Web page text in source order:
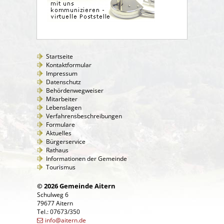
Startseite
Kontaktformular
Impressum
Datenschutz
Behördenwegweiser
Mitarbeiter
Lebenslagen
Verfahrensbeschreibungen
Formulare
Aktuelles
Bürgerservice
Rathaus
Informationen der Gemeinde
Tourismus
© 2026 Gemeinde Aitern
Schulweg 6
79677 Aitern
Tel.: 07673/350
info@aitern.de